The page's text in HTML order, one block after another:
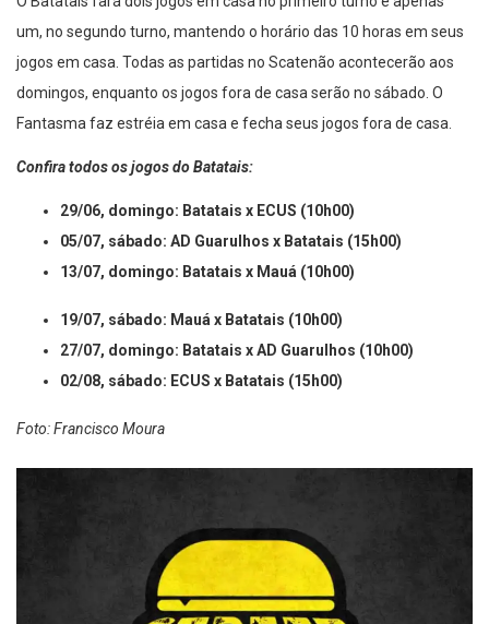
O Batatais fará dois jogos em casa no primeiro turno e apenas
um, no segundo turno, mantendo o horário das 10 horas em seus
jogos em casa. Todas as partidas no Scatenão acontecerão aos
domingos, enquanto os jogos fora de casa serão no sábado. O
Fantasma faz estréia em casa e fecha seus jogos fora de casa.
Confira todos os jogos do Batatais:
29/06, domingo: Batatais x ECUS (10h00)
05/07, sábado: AD Guarulhos x Batatais (15h00)
13/07, domingo: Batatais x Mauá (10h00)
19/07, sábado: Mauá x Batatais (10h00)
27/07, domingo: Batatais x AD Guarulhos (10h00)
02/08, sábado: ECUS x Batatais (15h00)
Foto: Francisco Moura